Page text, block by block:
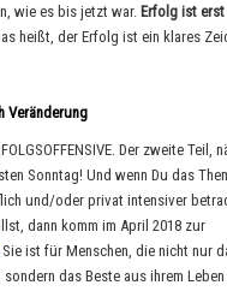
wie es bis jetzt war.Erfolg ist
heißt, der Erfolg ist ein klares
Veränderung
Der zweite Teil,
Sonntag! Und wenn Du das
und/oder privat intensiver
dann komm im April 2018 zur
Sie ist für Menschen, die nicht nur
das Beste aus ihrem Leben